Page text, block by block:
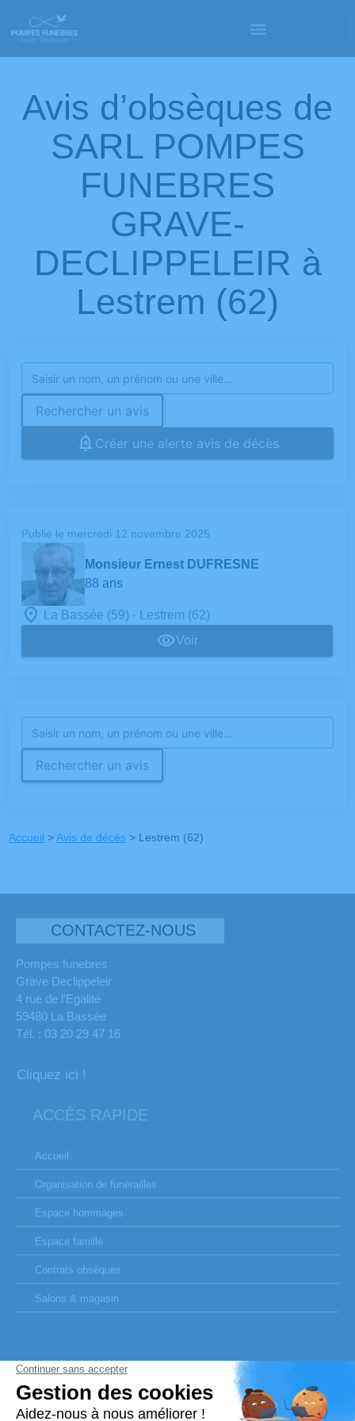
Avis d’obsèques de
SARL POMPES
FUNEBRES
GRAVE-
DECLIPPELEIR à
Lestrem (62)
Rechercher un avis
Créer une alerte avis de décès
Publié le mercredi 12 novembre 2025
Monsieur Ernest DUFRESNE
88 ans
La Bassée (59) - Lestrem (62)
Voir
Rechercher un avis
Accueil >Avis de décès > Lestrem (62)
CONTACTEZ-NOUS
Pompes funebres
Grave Declippeleir
4 rue de l’Egalité
59480 La Bassée
Tél. : 03 20 29 47 16
Cliquez ici !
ACCÈS RAPIDE
Accueil
Organisation de funérailles
Espace hommages
Espace famille
Contrats obsèques
Salons & magasin
SITES PARTENAIRES